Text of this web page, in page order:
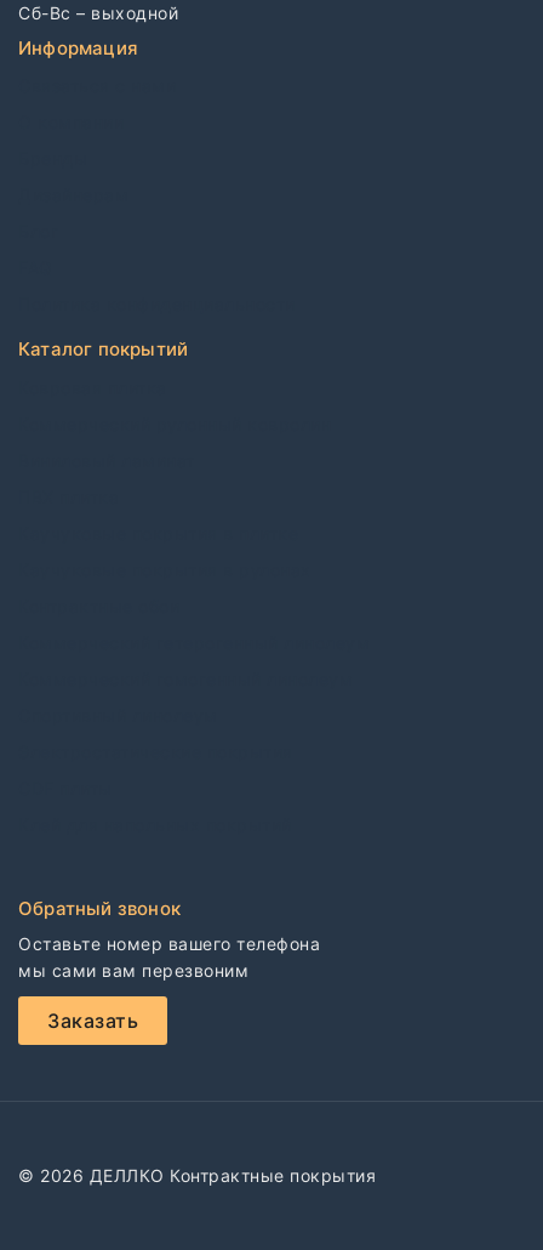
Сб-Вс – выходной
Информация
Каталог покрытий
Обратный звонок
Оставьте номер вашего телефона
мы сами вам перезвоним
Заказать
© 2026 ДЕЛЛКО Контрактные покрытия